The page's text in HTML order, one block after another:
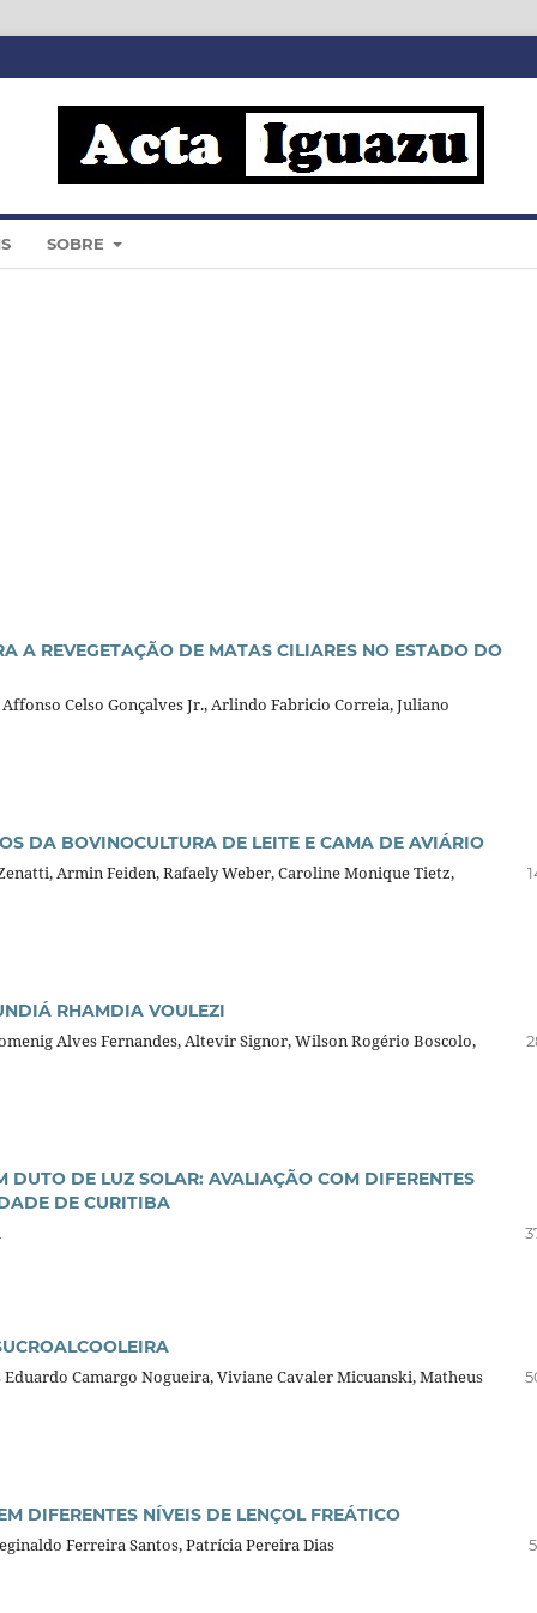
SOBRE
A REVEGETAÇÃO DE MATAS CILIARES NO ESTADO DO
Celso Gonçalves Jr., Arlindo Fabricio Correia, Juliano
DA BOVINOCULTURA DE LEITE E CAMA DE AVIÁRIO
Armin Feiden, Rafaely Weber, Caroline Monique Tietz,
RHAMDIA VOULEZI
Alves Fernandes, Altevir Signor, Wilson Rogério Boscolo,
DE LUZ SOLAR: AVALIAÇÃO COM DIFERENTES
DE CURITIBA
Camargo Nogueira, Viviane Cavaler Micuanski, Matheus
DIFERENTES NÍVEIS DE LENÇOL FREÁTICO
Ferreira Santos, Patrícia Pereira Dias